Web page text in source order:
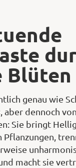
Blüten
genau wie
aber dennoch
Sie bringt
Pflanzungen,
macht sie